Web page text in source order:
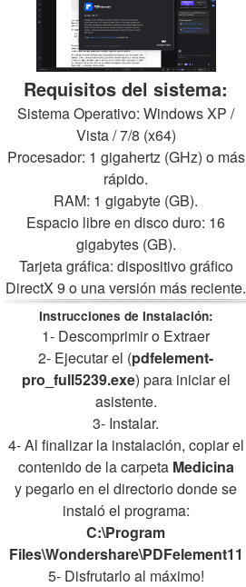
Requisitos del sistema:
Sistema Operativo: Windows XP /
Vista / 7/8 (x64)
Procesador: 1 gigahertz (GHz) o más
rápido.
RAM: 1 gigabyte (GB).
Espacio libre en disco duro: 16
gigabytes (GB).
Tarjeta gráfica: dispositivo gráfico
DirectX 9 o una versión más reciente.
Instrucciones de Instalación:
1- Descomprimir o Extraer
2- Ejecutar el (pdfelement-
pro_full5239.exe) para iniciar el
asistente.
3- Instalar.
4- Al finalizar la instalación, copiar el
contenido de la carpeta Medicina
y pegarlo en el directorio donde se
instaló el programa:
C:\Program
Files\Wondershare\PDFelement11
5- Disfrutarlo al máximo!